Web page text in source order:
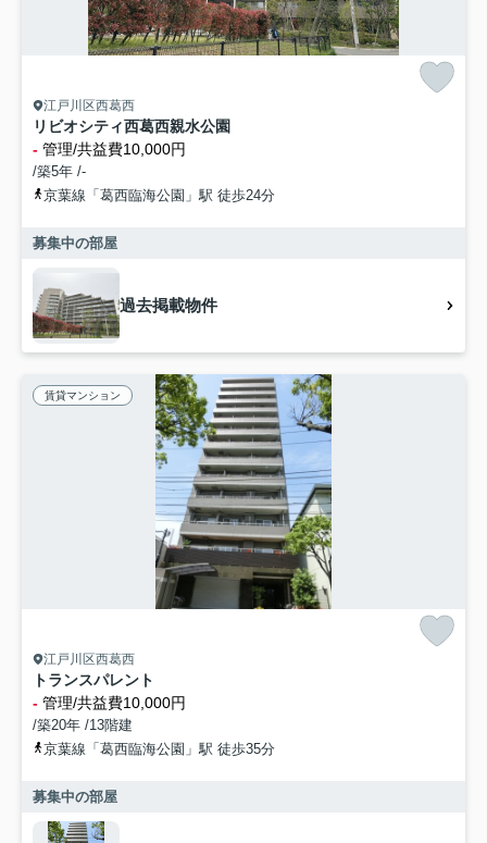
江戸川区西葛西
リビオシティ西葛西親水公園
- 管理/共益費10,000円
/築5年 /-
京葉線「葛西臨海公園」駅 徒歩24分
募集中の部屋
過去掲載物件
賃貸マンション
江戸川区西葛西
トランスパレント
- 管理/共益費10,000円
/築20年 /13階建
京葉線「葛西臨海公園」駅 徒歩35分
募集中の部屋